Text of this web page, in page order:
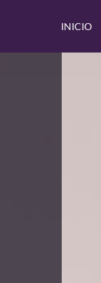
INICIO